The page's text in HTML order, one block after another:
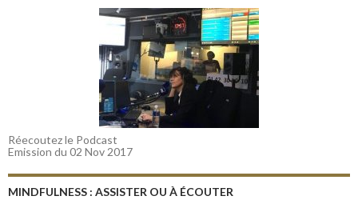
Réecoutez le Podcast
Emission du 02 Nov 2017
MINDFULNESS : ASSISTER OU À ÉCOUTER